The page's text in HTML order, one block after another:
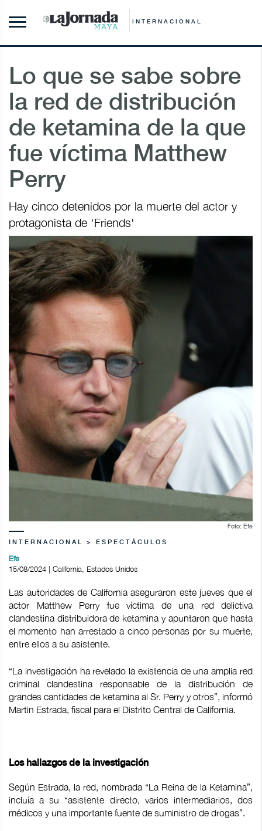
INTERNACIONAL
Lo que se sabe sobre
la red de distribución
de ketamina de la que
fue víctima Matthew
Perry
Hay cinco detenidos por la muerte del actor y
protagonista de 'Friends'
Foto: Efe
INTERNACIONAL > ESPECTÁCULOS
Efe
15/08/2024 | California, Estados Unidos
Las autoridades de California aseguraron este jueves que el
actor Matthew Perry fue víctima de una red delictiva
clandestina distribuidora de ketamina y apuntaron que hasta
el momento han arrestado a cinco personas por su muerte,
entre ellos a su asistente.
“La investigación ha revelado la existencia de una amplia red
criminal clandestina responsable de la distribución de
grandes cantidades de ketamina al Sr. Perry y otros”, informó
Martin Estrada, fiscal para el Distrito Central de California.
Los hallazgos de la investigación
Según Estrada, la red, nombrada “La Reina de la Ketamina”,
incluía a su “asistente directo, varios intermediarios, dos
médicos y una importante fuente de suministro de drogas”.